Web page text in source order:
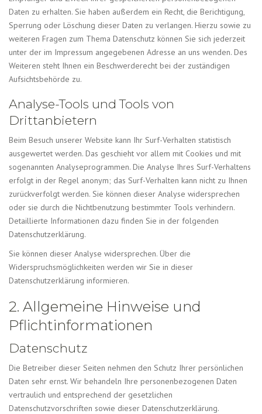
Daten zu erhalten. Sie haben außerdem ein Recht, die Berichtigung,
Sperrung oder Löschung dieser Daten zu verlangen. Hierzu sowie zu
weiteren Fragen zum Thema Datenschutz können Sie sich jederzeit
unter der im Impressum angegebenen Adresse an uns wenden. Des
Weiteren steht Ihnen ein Beschwerderecht bei der zuständigen
Aufsichtsbehörde zu.
Analyse-Tools und Tools von
Drittanbietern
Beim Besuch unserer Website kann Ihr Surf-Verhalten statistisch
ausgewertet werden. Das geschieht vor allem mit Cookies und mit
sogenannten Analyseprogrammen. Die Analyse Ihres Surf-Verhaltens
erfolgt in der Regel anonym; das Surf-Verhalten kann nicht zu Ihnen
zurückverfolgt werden. Sie können dieser Analyse widersprechen
oder sie durch die Nichtbenutzung bestimmter Tools verhindern.
Detaillierte Informationen dazu finden Sie in der folgenden
Datenschutzerklärung.
Sie können dieser Analyse widersprechen. Über die
Widerspruchsmöglichkeiten werden wir Sie in dieser
Datenschutzerklärung informieren.
2. Allgemeine Hinweise und
Pflichtinformationen
Datenschutz
Die Betreiber dieser Seiten nehmen den Schutz Ihrer persönlichen
Daten sehr ernst. Wir behandeln Ihre personenbezogenen Daten
vertraulich und entsprechend der gesetzlichen
Datenschutzvorschriften sowie dieser Datenschutzerklärung.